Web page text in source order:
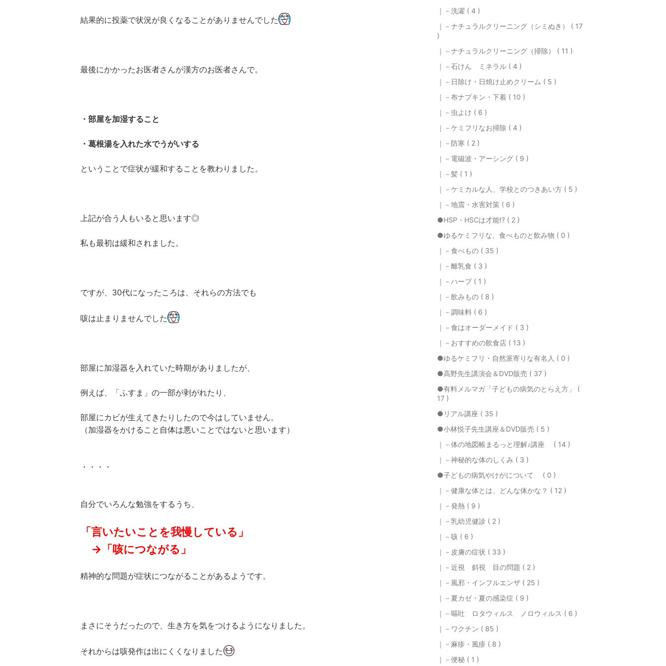
結果的に投薬で状況が良くなることがありませんでした
最後にかかったお医者さんが漢方のお医者さんで。
・部屋を加湿すること
・葛根湯を入れた水でうがいする
ということで症状が緩和することを教わりました。
上記が合う人もいると思います◎
私も最初は緩和されました。
ですが、30代になったころは、それらの方法でも
咳は止まりませんでした
部屋に加湿器を入れていた時期がありましたが、
例えば、「ふすま」の一部が剥がれたり、
部屋にカビが生えてきたりしたので今はしていません。
（加湿器をかけること自体は悪いことではないと思います）
・・・・
自分でいろんな勉強をするうち、
「言いたいことを我慢している」
→「咳につながる」
精神的な問題が症状につながることがあるようです。
まさにそうだったので、生き方を気をつけるようになりました。
それからは咳発作は出にくくなりました
｜－洗濯 ( 4 )
｜－ナチュラルクリーニング（シミぬき） ( 17
)
｜－ナチュラルクリーニング（掃除） ( 11 )
｜－石けん ミネラル ( 4 )
｜－日除け・日焼け止めクリーム ( 5 )
｜－布ナプキン・下着 ( 10 )
｜－虫よけ ( 6 )
｜－ケミフリなお掃除 ( 4 )
｜－防寒 ( 2 )
｜－電磁波・アーシング ( 9 )
｜－髪 ( 1 )
｜－ケミカルな人、学校とのつきあい方 ( 5 )
｜－地震・水害対策 ( 6 )
●HSP・HSCは才能⁉ ( 2 )
●ゆるケミフリな、食べものと飲み物 ( 0 )
｜－食べもの ( 35 )
｜－離乳食 ( 3 )
｜－ハーブ ( 1 )
｜－飲みもの ( 8 )
｜－調味料 ( 6 )
｜－食はオーダーメイド ( 3 )
｜－おすすめの飲食店 ( 13 )
●ゆるケミフリ・自然派寄りな有名人 ( 0 )
●高野先生講演会＆DVD販売 ( 37 )
●有料メルマガ「子どもの病気のとらえ方」 (
17 )
●リアル講座 ( 35 )
●小林悦子先生講座＆DVD販売 ( 5 )
｜－体の地図帳まるっと理解♪講座 ( 14 )
｜－神秘的な体のしくみ ( 3 )
●子どもの病気やけがについて ( 0 )
｜－健康な体とは、どんな体かな？ ( 12 )
｜－発熱 ( 9 )
｜－乳幼児健診 ( 2 )
｜－咳 ( 6 )
｜－皮膚の症状 ( 33 )
｜－近視 斜視 目の問題 ( 2 )
｜－風邪・インフルエンザ ( 25 )
｜－夏カゼ・夏の感染症 ( 9 )
｜－嘔吐 ロタウィルス ノロウィルス ( 6 )
｜－ワクチン ( 85 )
｜－麻疹・風疹 ( 8 )
｜－便秘 ( 1 )